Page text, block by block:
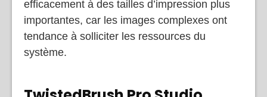
des ordinateurs puissants pour travailler
efficacement à des tailles d’impression plus
importantes, car les images complexes ont
tendance à solliciter les ressources du